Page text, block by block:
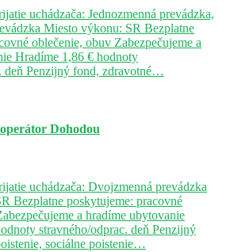
uchádzača: Jednozmenná prevádzka,
Miesto výkonu: SR Bezplatne
oblečenie, obuv Zabezpečujeme a
Hradíme 1,86 € hodnoty
deň Penzijný fond, zdravotné…
Dohodou
uchádzača: Dvojzmenná prevádzka
Bezplatne poskytujeme: pracovné
a hradíme ubytovanie
stravného/odprac. deň Penzijný
sociálne poistenie…